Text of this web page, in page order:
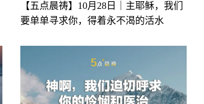
【五点晨祷】10月28日｜主耶稣，我们
要单单寻求你，得着永不渴的活水